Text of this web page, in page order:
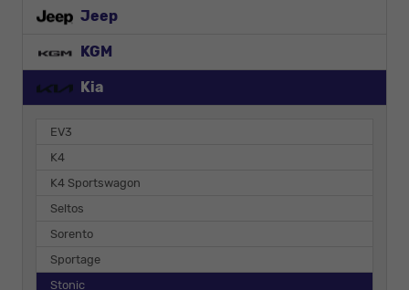
Jeep
KGM
Kia
EV3
K4
K4 Sportswagon
Seltos
Sorento
Sportage
Stonic